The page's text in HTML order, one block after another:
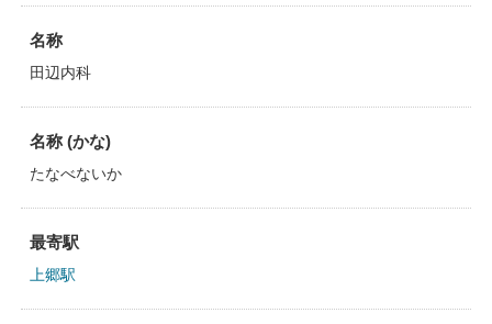
名称
田辺内科
名称 (かな)
たなべないか
最寄駅
上郷駅